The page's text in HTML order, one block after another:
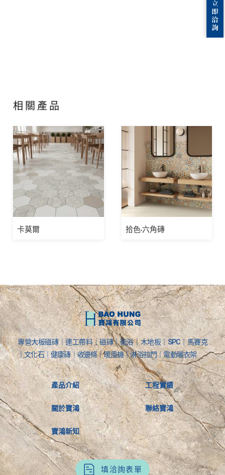
相關產品
卡莫爾 拾色-六角磚
專營大板磁磚｜連工帶料｜磁磚｜衛浴｜木地板｜SPC｜馬賽克
｜文化石｜健康磚｜收邊條｜暖風機｜淋浴拉門｜電動曬衣架
產品介紹
關於寶鴻
寶鴻新知
工程實績
聯絡寶鴻
填洽詢表單